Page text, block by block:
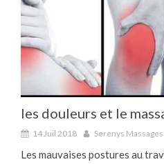
les douleurs et le
14 Juil 2018 Serenys Massages
Les mauvaises postures au